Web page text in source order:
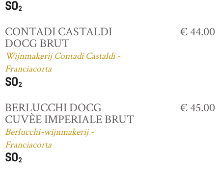
CONTADI CASTALDI
DOCG BRUT
Wijnmakerij Contadi Castaldi -
Franciacorta
€ 44.00
BERLUCCHI DOCG
CUVÈE IMPERIALE BRUT
Berlucchi-wijnmakerij -
Franciacorta
€ 45.00